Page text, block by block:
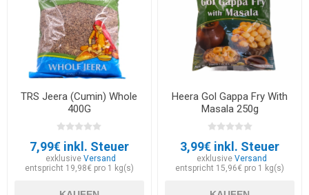
TRS Jeera (Cumin) Whole
400G
7,99€ inkl. Steuer
exklusiveVersand
entspricht 19,98€ pro 1 kg(s)
Heera Gol Gappa Fry With
Masala 250g
3,99€ inkl. Steuer
exklusive Versand
entspricht 15,96€ pro 1 kg(s)